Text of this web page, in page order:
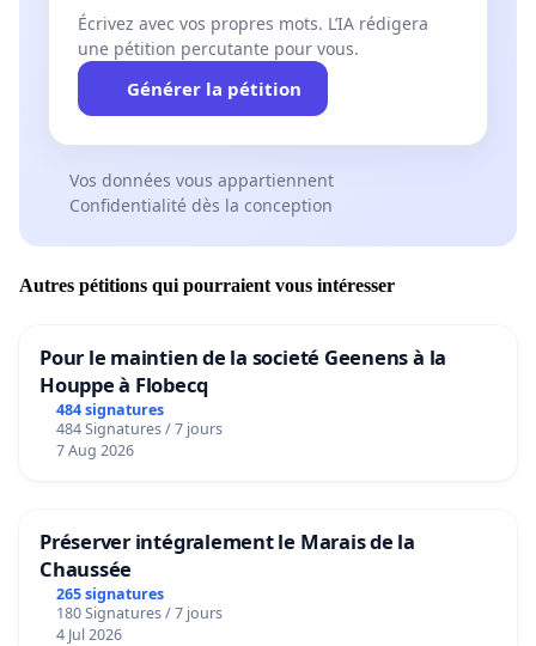
Écrivez avec vos propres mots. L’IA rédigera
une pétition percutante pour vous.
Générer la pétition
Vos données vous appartiennent
Confidentialité dès la conception
Autres pétitions qui pourraient vous intéresser
Pour le maintien de la societé Geenens à la
Houppe à Flobecq
484 signatures
484 Signatures / 7 jours
7 Aug 2026
Préserver intégralement le Marais de la
Chaussée
265 signatures
180 Signatures / 7 jours
4 Jul 2026